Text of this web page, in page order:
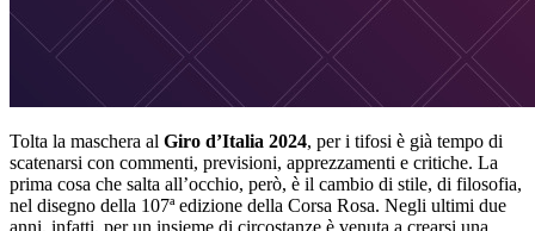
Tolta la maschera al Giro d’Italia 2024, per i tifosi è già tempo di
scatenarsi con commenti, previsioni, apprezzamenti e critiche. La
prima cosa che salta all’occhio, però, è il cambio di stile, di filosofia,
nel disegno della 107ª edizione della Corsa Rosa. Negli ultimi due